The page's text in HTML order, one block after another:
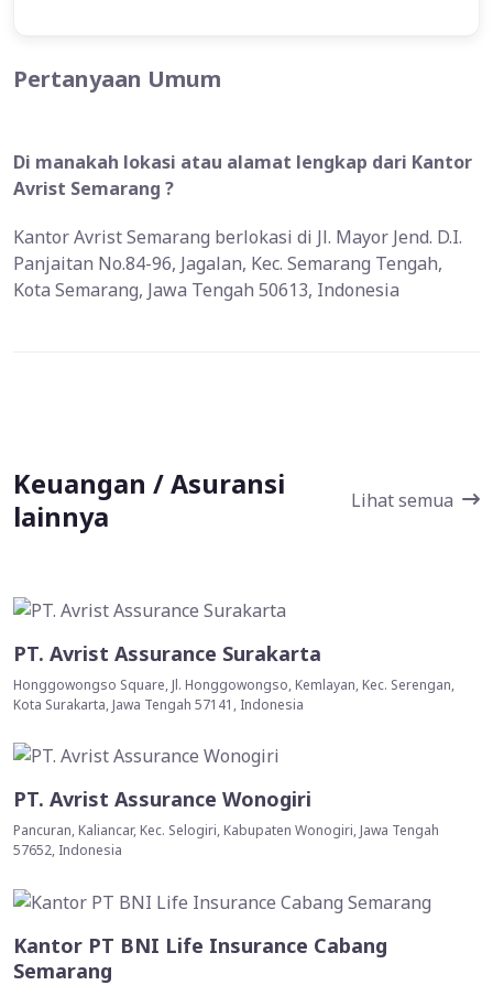
Pertanyaan Umum
Di manakah lokasi atau alamat lengkap dari Kantor
Avrist Semarang ?
Kantor Avrist Semarang berlokasi di Jl. Mayor Jend. D.I.
Panjaitan No.84-96, Jagalan, Kec. Semarang Tengah,
Kota Semarang, Jawa Tengah 50613, Indonesia
Keuangan / Asuransi
lainnya
Lihat semua
PT. Avrist Assurance Surakarta
Honggowongso Square, Jl. Honggowongso, Kemlayan, Kec. Serengan,
Kota Surakarta, Jawa Tengah 57141, Indonesia
PT. Avrist Assurance Wonogiri
Pancuran, Kaliancar, Kec. Selogiri, Kabupaten Wonogiri, Jawa Tengah
57652, Indonesia
Kantor PT BNI Life Insurance Cabang
Semarang